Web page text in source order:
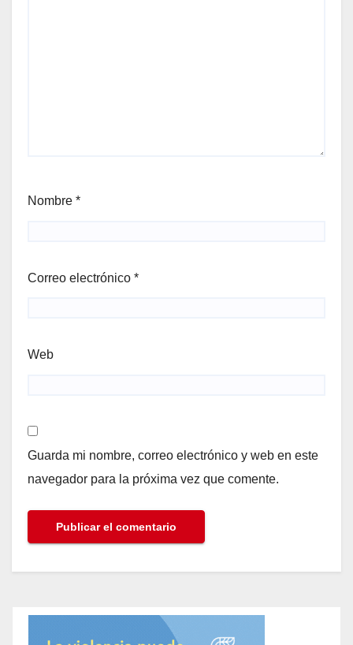
Nombre *
Correo electrónico *
Web
Guarda mi nombre, correo electrónico y web en este
navegador para la próxima vez que comente.